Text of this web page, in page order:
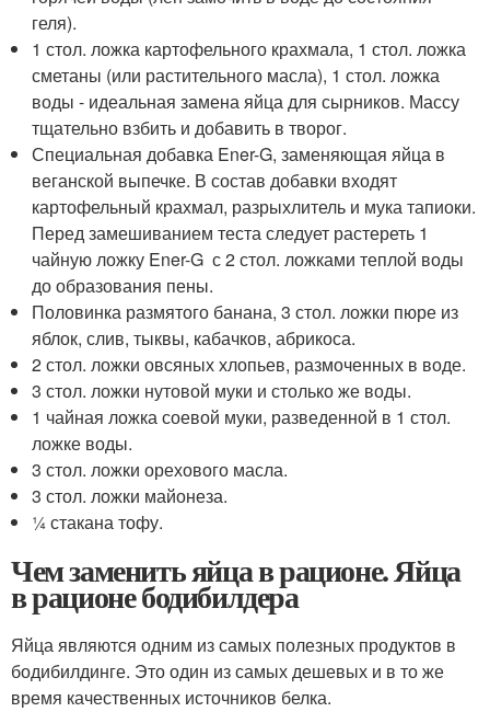
геля).
1 стол. ложка картофельного крахмала, 1 стол. ложка
сметаны (или растительного масла), 1 стол. ложка
воды - идеальная замена яйца для сырников. Массу
тщательно взбить и добавить в творог.
Специальная добавка Ener-G, заменяющая яйца в
веганской выпечке. В состав добавки входят
картофельный крахмал, разрыхлитель и мука тапиоки.
Перед замешиванием теста следует растереть 1
чайную ложку Ener-G с 2 стол. ложками теплой воды
до образования пены.
Половинка размятого банана, 3 стол. ложки пюре из
яблок, слив, тыквы, кабачков, абрикоса.
2 стол. ложки овсяных хлопьев, размоченных в воде.
3 стол. ложки нутовой муки и столько же воды.
1 чайная ложка соевой муки, разведенной в 1 стол.
ложке воды.
3 стол. ложки орехового масла.
3 стол. ложки майонеза.
¼ стакана тофу.
Чем заменить яйца в рационе. Яйца
в рационе бодибилдера
Яйца являются одним из самых полезных продуктов в
бодибилдинге. Это один из самых дешевых и в то же
время качественных источников белка.